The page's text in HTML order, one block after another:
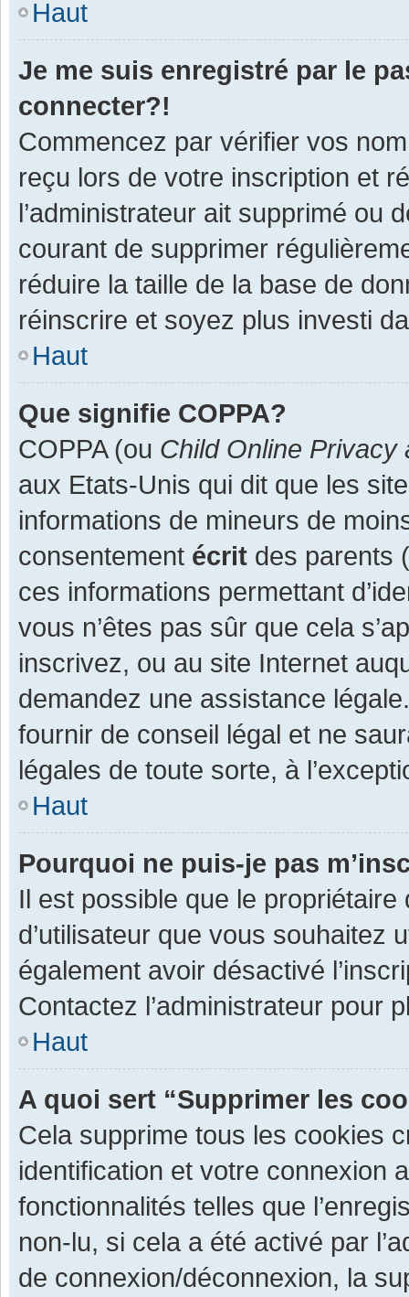
Haut
Je me suis enregistré par le
connecter?!
Commencez par vérifier vos
reçu lors de votre inscription et
l’administrateur ait supprimé ou
courant de supprimer
réduire la taille de la base de
réinscrire et soyez plus investi
Haut
Que signifie COPPA?
COPPA (ou Child Online Privacy
aux Etats-Unis qui dit que les
informations de mineurs de
consentement écrit des parents
ces informations permettant
vous n’êtes pas sûr que cela
inscrivez, ou au site Internet
demandez une assistance
fournir de conseil légal et ne
légales de toute sorte, à
Haut
Pourquoi ne puis-je pas
Il est possible que le
d’utilisateur que vous souhaitez
également avoir désactivé
Contactez l’administrateur pour
Haut
A quoi sert “Supprimer les
Cela supprime tous les cookies
identification et votre connexion
fonctionnalités telles que
non-lu, si cela a été activé par
de connexion/déconnexion, la